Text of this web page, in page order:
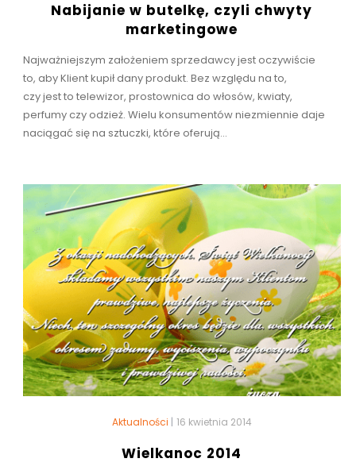
Nabijanie w butelkę, czyli chwyty
marketingowe
Najważniejszym założeniem sprzedawcy jest oczywiście
to, aby Klient kupił dany produkt. Bez względu na to,
czy jest to telewizor, prostownica do włosów, kwiaty,
perfumy czy odzież. Wielu konsumentów niezmiennie daje
naciągać się na sztuczki, które oferują...
Aktualności | 16 kwietnia 2014
Wielkanoc 2014